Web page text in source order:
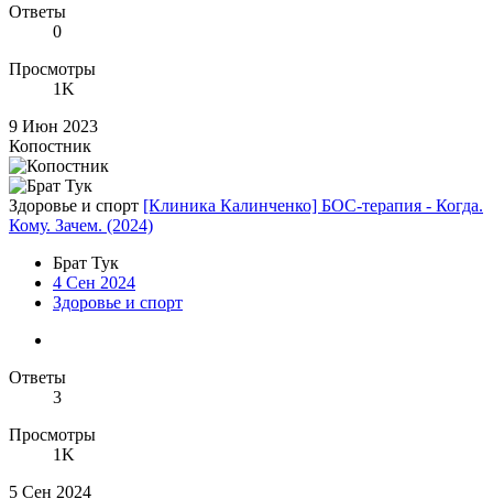
Ответы
0
Просмотры
1K
9 Июн 2023
Копостник
Здоровье и спорт [Клиника Калинченко] БОС-терапия - Когда.
Кому. Зачем. (2024)
Брат Тук
4 Сен 2024
Здоровье и спорт
Ответы
3
Просмотры
1K
5 Сен 2024